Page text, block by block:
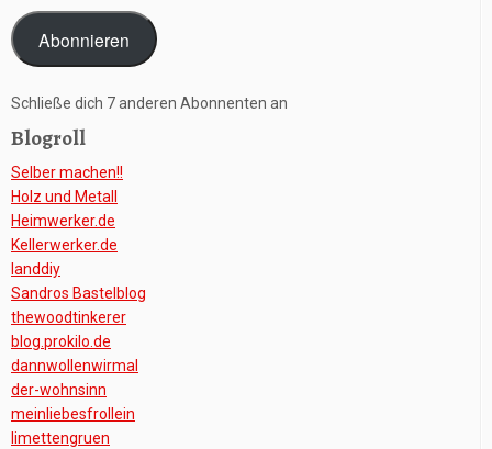
Adresse
Abonnieren
Schließe dich 7 anderen Abonnenten an
Blogroll
Selber machen!!
Holz und Metall
Heimwerker.de
Kellerwerker.de
Ianddiy
Sandros Bastelblog
thewoodtinkerer
blog.prokilo.de
dannwollenwirmal
der-wohnsinn
meinliebesfrollein
limettengruen